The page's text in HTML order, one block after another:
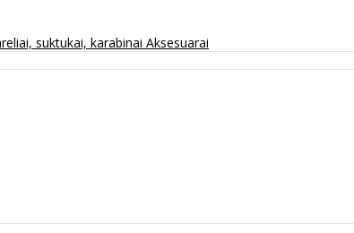
suktukai, karabinai Aksesuarai